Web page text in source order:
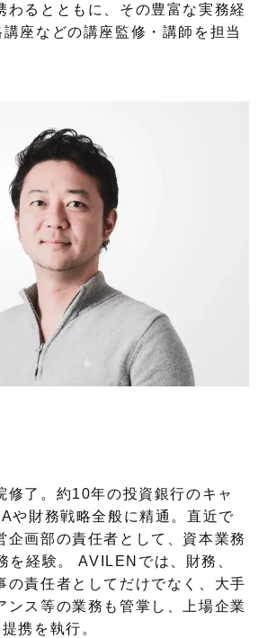
わるとともに、その豊富な実務経
座などの講座監修・講師を担当
修了。約10年の投資銀行のキャ
や財務戦略全般に精通。直近で
企画部の責任者として、資本業務
を経験。 AVILENでは、財務、
の責任者としてだけでなく、大手
ンス等の業務も管掌し、上場企業
携を執行。